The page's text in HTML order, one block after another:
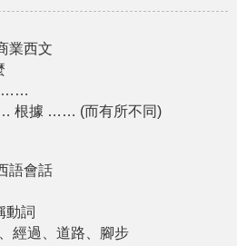
業⻄文
……
根據 …… (而有所不同)
語會話
動詞
經過、道路、腳步